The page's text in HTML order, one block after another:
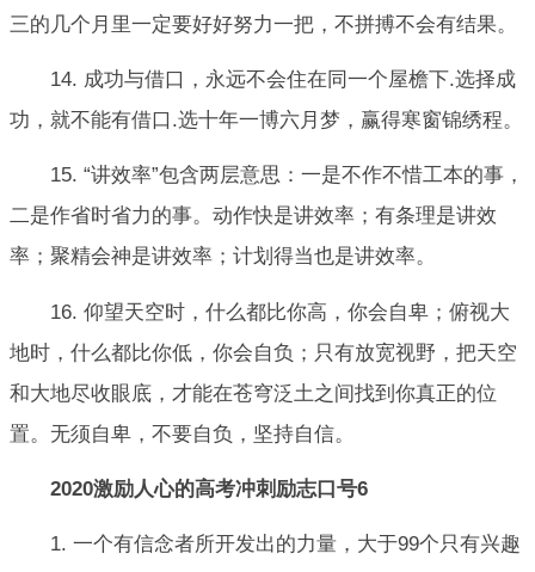
三的几个月里一定要好好努力一把，不拼搏不会有结果。
14. 成功与借口，永远不会住在同一个屋檐下.选择成
功，就不能有借口.选十年一博六月梦，赢得寒窗锦绣程。
15. “讲效率”包含两层意思：一是不作不惜工本的事，
二是作省时省力的事。动作快是讲效率；有条理是讲效
率；聚精会神是讲效率；计划得当也是讲效率。
16. 仰望天空时，什么都比你高，你会自卑；俯视大
地时，什么都比你低，你会自负；只有放宽视野，把天空
和大地尽收眼底，才能在苍穹泛土之间找到你真正的位
置。无须自卑，不要自负，坚持自信。
2020激励人心的高考冲刺励志口号6
1. 一个有信念者所开发出的力量，大于99个只有兴趣